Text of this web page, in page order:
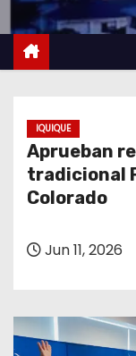
IQUIQUE
Aprueban
tradicional
Colorado
Jun 11, 2026